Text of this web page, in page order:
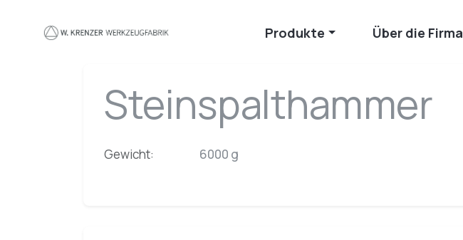
Produkte Über die Firma
Steinspalthammer
Gewicht: 6000 g